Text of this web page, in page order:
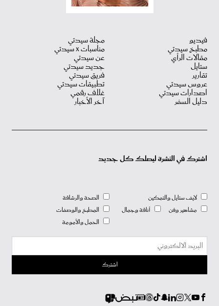
فيديو
مطبخ سيدتي
مقالات الرأي
ستايل
تقارير
عروس سيدتي
اصدارات سيدتي
دليل السفر
مجلة سيدتي
مناسبات X سيدتي
عن سيدتي
جديد سيدتي
فريق سيدتي
تطبيقات سيدتي
غلاف رقمي
آخر الأخبار
اشترك في النشرة ليصلك كل جديد
لايف ستايل والتمكين
مشاهير وفن
أناقة وجمال
الصحة والرشاقة
المطبخ والوصفات
الحمل والأمومة